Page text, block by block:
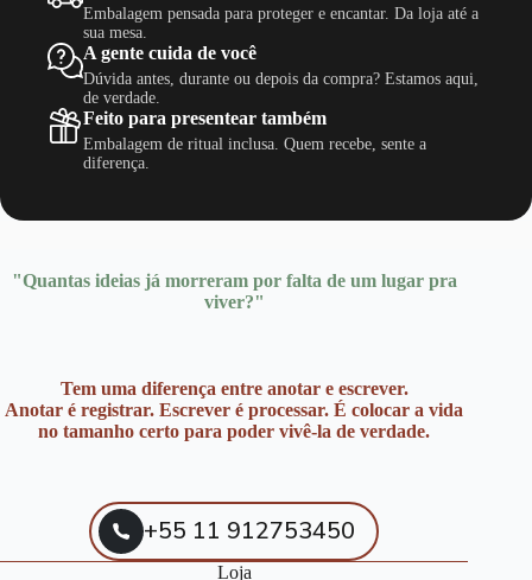
Embalagem pensada para proteger e encantar. Da loja até a
sua mesa.
A gente cuida de você
Dúvida antes, durante ou depois da compra? Estamos aqui,
de verdade.
Feito para presentear também
Embalagem de ritual inclusa. Quem recebe, sente a
diferença.
"Quantas ideias já morreram por falta de um lugar pra
viver?"
Tem uma diferença entre anotar e escrever.
Anotar é registrar. Escrever é processar. É colocar a vida
no tamanho certo para poder vivê-la de verdade.
+55 11 912753450
Loja